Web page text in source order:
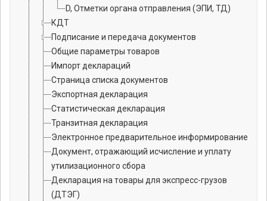
D, Отметки органа отправления (ЭПИ, ТД)
КДТ
Подписание и передача документов
Общие параметры товаров
Импорт деклараций
Страница списка документов
Экспортная декларация
Статистическая декларация
Транзитная декларация
Электронное предварительное информирование
Документ, отражающий исчисление и уплату
утилизационного сбора
Декларация на товары для экспресс-грузов
(ДТЭГ)